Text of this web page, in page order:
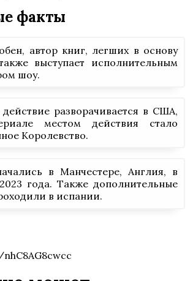
факты
автор книг, легших в основу
выступает исполнительным
шоу.
разворачивается в США,
местом действия стало
Королевство.
в Манчестере, Англия, в
года. Также дополнительные
в испании.